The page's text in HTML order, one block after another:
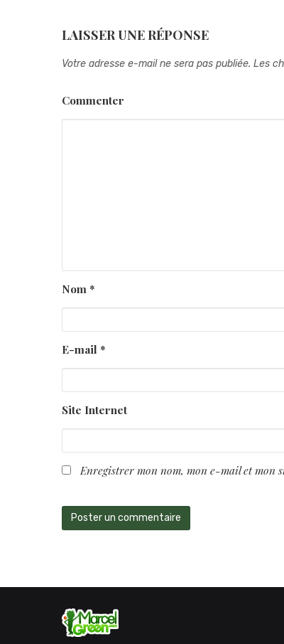
LAISSER UNE RÉPONSE
Votre adresse e-mail ne sera pas publiée. Les
Commenter
Nom *
E-mail *
Site Internet
Enregistrer mon nom, mon e-mail et mon